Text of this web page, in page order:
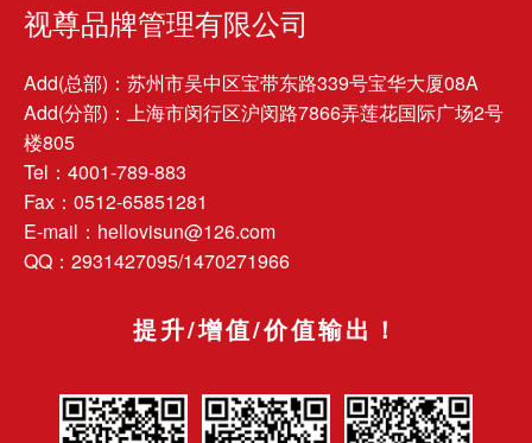
视尊品牌管理有限公司
Add(总部)：苏州市吴中区宝带东路339号宝华大厦08A
Add(分部)：上海市闵行区沪闵路7866弄莲花国际广场2号
楼805
Tel：4001-789-883
Fax：0512-65851281
E-mail：hellovisun@126.com
QQ：2931427095/1470271966
提升/增值/价值输出！